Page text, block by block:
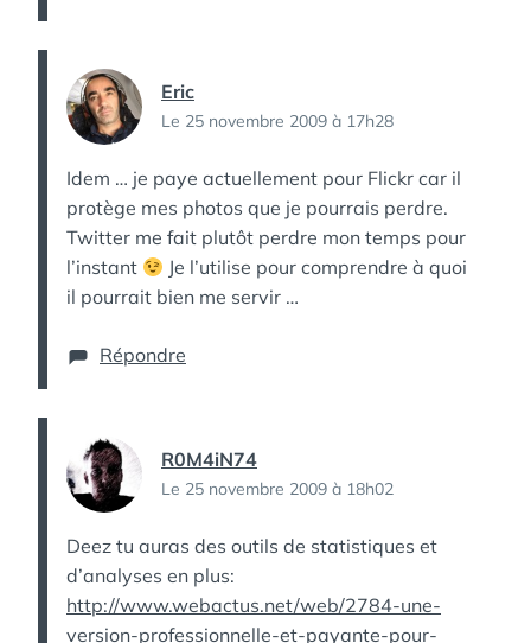
Eric
Le 25 novembre 2009 à 17h28
Idem … je paye actuellement pour Flickr car il
protège mes photos que je pourrais perdre.
Twitter me fait plutôt perdre mon temps pour
l’instant
Je l’utilise pour comprendre à quoi
il pourrait bien me servir …
Répondre
R0M4iN74
Le 25 novembre 2009 à 18h02
Deez tu auras des outils de statistiques et
d’analyses en plus:
http://www.webactus.net/web/2784-une-
version-professionnelle-et-payante-pour-